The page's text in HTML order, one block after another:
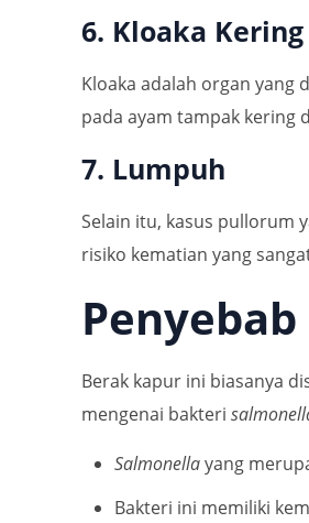
6. Kloaka Kering
Kloaka adalah organ yang
pada ayam tampak kering
7. Lumpuh
Selain itu, kasus pullorum
risiko kematian yang
Berak kapur ini biasanya
mengenai bakteri
Salmonellayang
Bakteri ini memiliki